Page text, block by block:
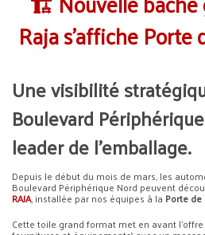
Raja s’affiche
Une visibilité
Boulevard
leader de l’emballage.
Depuis le début du mois de mars, les
Boulevard Périphérique Nord peuvent
RAJA, installée par nos équipes à la Porte
Cette toile grand format met en avant